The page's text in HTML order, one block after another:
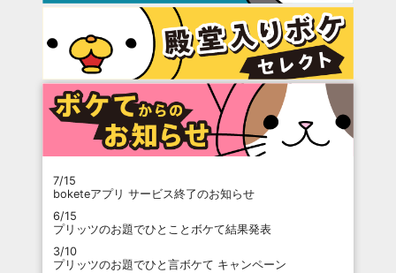
7/15
boketeアプリ サービス終了のお知らせ
6/15
プリッツのお題でひとことボケて結果発表
3/10
プリッツのお題でひと言ボケて キャンペーン